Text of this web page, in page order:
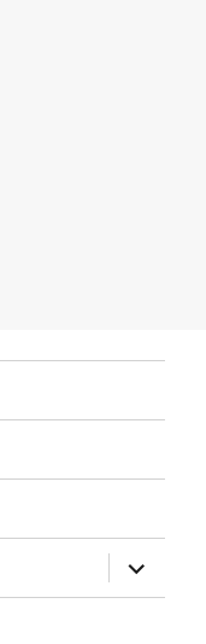
laienda